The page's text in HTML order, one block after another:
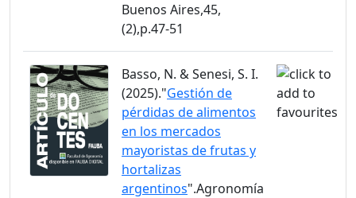
Buenos Aires,45,
(2),p.47-51
Basso, N. & Senesi, S. I.
(2025)."Gestión de
pérdidas de alimentos
en los mercados
mayoristas de frutas y
hortalizas
argentinos".Agronomía